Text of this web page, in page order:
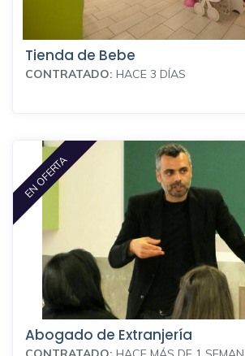
Tienda de Bebe
CONTRATADO: HACE 3 DÍAS
EN OFERTA
Abogado de Extranjería